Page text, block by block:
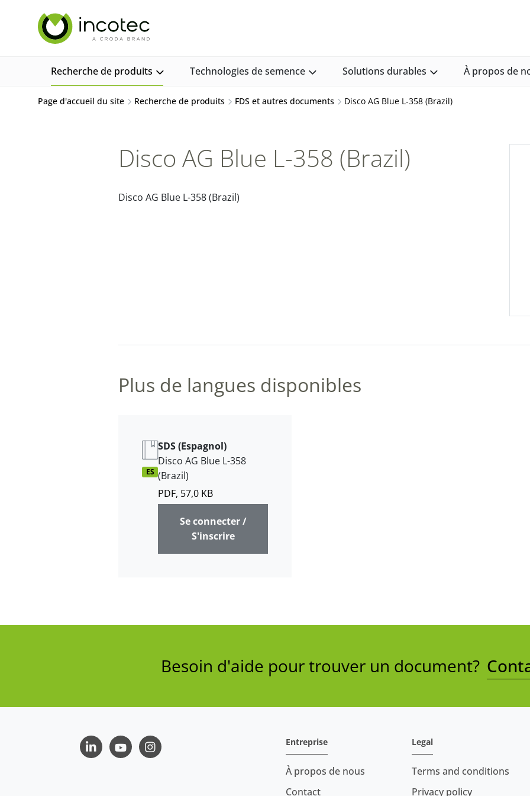
Recherche de produits Technologies de semence Solutions durables À propos de
Page d'accueil du site Recherche de produits FDS et autres documents Disco AG Blue L-358 (Brazil)
Disco AG Blue L-358 (Brazil)
Disco AG Blue L-358 (Brazil)
Plus de langues disponibles
ES
SDS (Espagnol)
Disco AG Blue L-358
(Brazil)
PDF, 57,0 KB
Se connecter /
S'inscrire
Besoin d'aide pour trouver un document?
LinkedInYoutubeInstagram
Entreprise
À propos de nous
Contact
Legal
Terms and conditions
Privacy policy